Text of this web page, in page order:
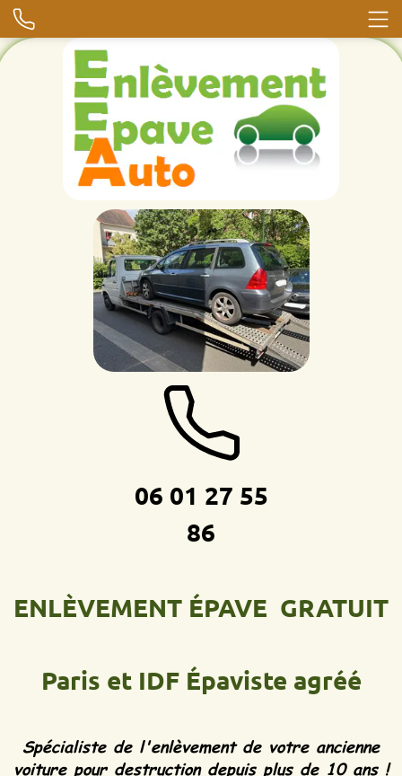
06 01 27 55
86
ENLÈVEMENT ÉPAVE GRATUIT
Paris et IDF Épaviste agréé
Spécialiste de l'enlèvement de votre ancienne
voiture pour destruction depuis plus de 10 ans !